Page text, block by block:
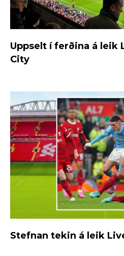
Uppselt í ferðina á leik
City
Stefnan tekin á leik